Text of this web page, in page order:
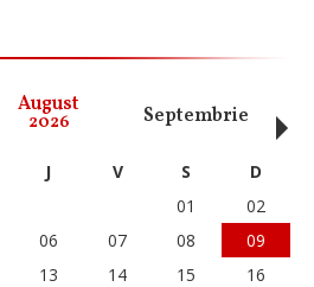
August
2026 Septembrie
J V S
D
01
02
06 07 08
09
13 14 15
16